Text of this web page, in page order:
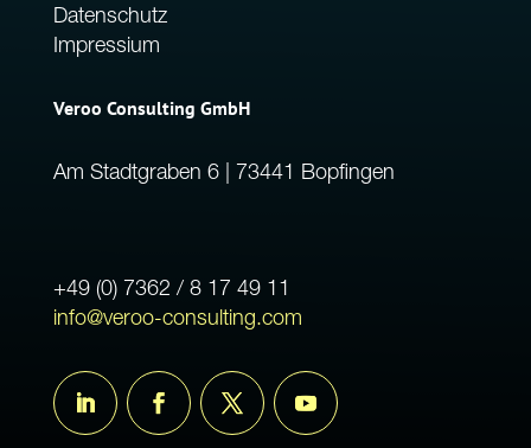
Datenschutz
Impressium
Veroo Consulting GmbH
Am Stadtgraben 6 | 73441 Bopfingen
+49 (0) 7362 / 8 17 49 11
info@veroo-consulting.com